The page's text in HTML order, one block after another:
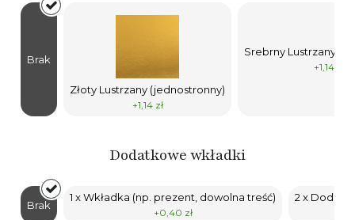
Brak
Złoty Lustrzany (jednostronny)
+1,14 zł
Srebrny Lustrzany
+1,14 zł
Dodatkowe wkładki
Brak
1 x Wkładka (np. prezent, dowolna treść)
+0,40 zł
2 x